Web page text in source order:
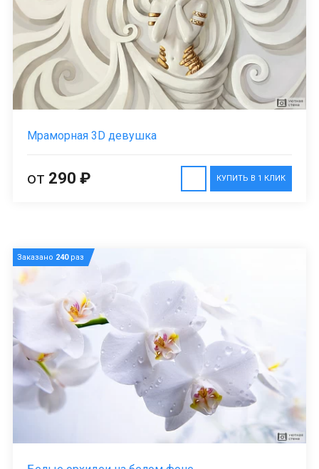
Мраморная 3D девушка
КУПИТЬ В 1 КЛИК
от 290 ₽
Заказано 240раз